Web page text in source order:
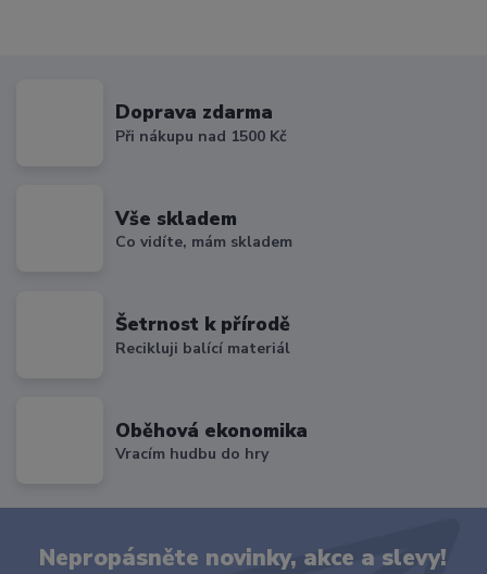
Doprava zdarma
Při nákupu nad 1500 Kč
Vše skladem
Co vidíte, mám skladem
Šetrnost k přírodě
Recikluji balící materiál
Oběhová ekonomika
Vracím hudbu do hry
Nepropásněte novinky, akce a slevy!